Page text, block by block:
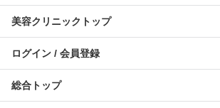
美容クリニックトップ
ログイン / 会員登録
総合トップ